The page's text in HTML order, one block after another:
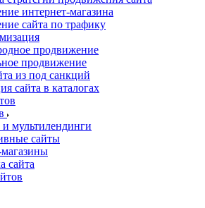
интернет-магазина
сайта по трафику
продвижение
продвижение
из под санкций
сайта в каталогах
мультилендинги
сайты
сайта